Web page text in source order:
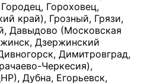
Гороховец,
край), Грозный, Грязи,
Давыдово (Московская
Дзержинский
Димитровград,
Черкесия),
Дубна, Егорьевск,